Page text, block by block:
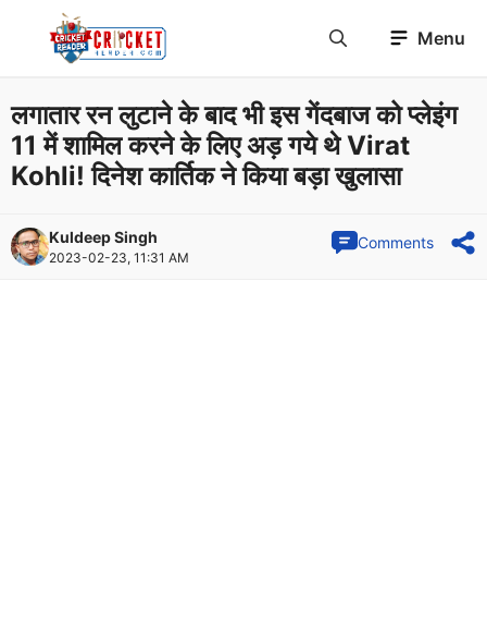
Menu
लगातार रन लुटाने के बाद भी इस गेंदबाज को प्लेइंग
11 में शामिल करने के लिए अड़ गये थे Virat
Kohli! दिनेश कार्तिक ने किया बड़ा खुलासा
Kuldeep Singh
2023-02-23, 11:31 AM
Comments